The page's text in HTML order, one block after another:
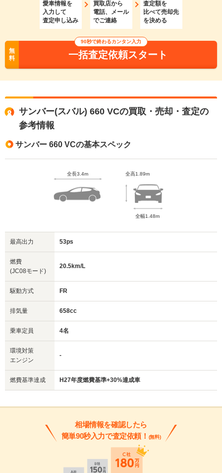
愛車情報を
入力して
査定申し込み
買取店から
電話、メール
でご連絡
査定額を
比べて売却先
を決める
無
料
90秒で終わるカンタン入力
一括査定依頼スタート
サンバー(スバル) 660 VCの買取・売却・査定の
参考情報
サンバー 660 VCの基本スペック
全長3.4m 全高1.89m
全幅1.48m
最高出力 53ps
燃費
(JC08モード)
20.5km/L
駆動方式 FR
排気量 658cc
乗車定員 4名
環境対策
エンジン
-
燃費基準達成 H27年度燃費基準+30%達成車
相場情報を確認したら
簡単90秒入力で査定依頼！ (無料)